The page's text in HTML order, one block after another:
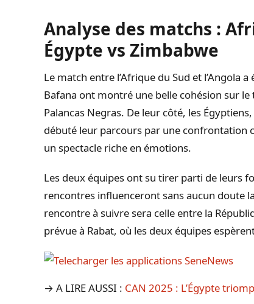
Analyse des matchs :
Égypte vs Zimbabwe
Le match entre l’Afrique du Sud et l’Angola
Bafana ont montré une belle cohésion sur
Palancas Negras. De leur côté, les
débuté leur parcours par une
un spectacle riche en émotions.
Les deux équipes ont su tirer parti de leurs
rencontres influenceront sans aucun doute
rencontre à suivre sera celle entre la
prévue à Rabat, où les deux équipes
→ A LIRE AUSSI : CAN 2025 : L’Égypte